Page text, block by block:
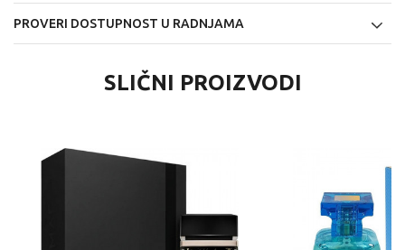
PROVERI DOSTUPNOST U RADNJAMA
SLIČNI PROIZVODI